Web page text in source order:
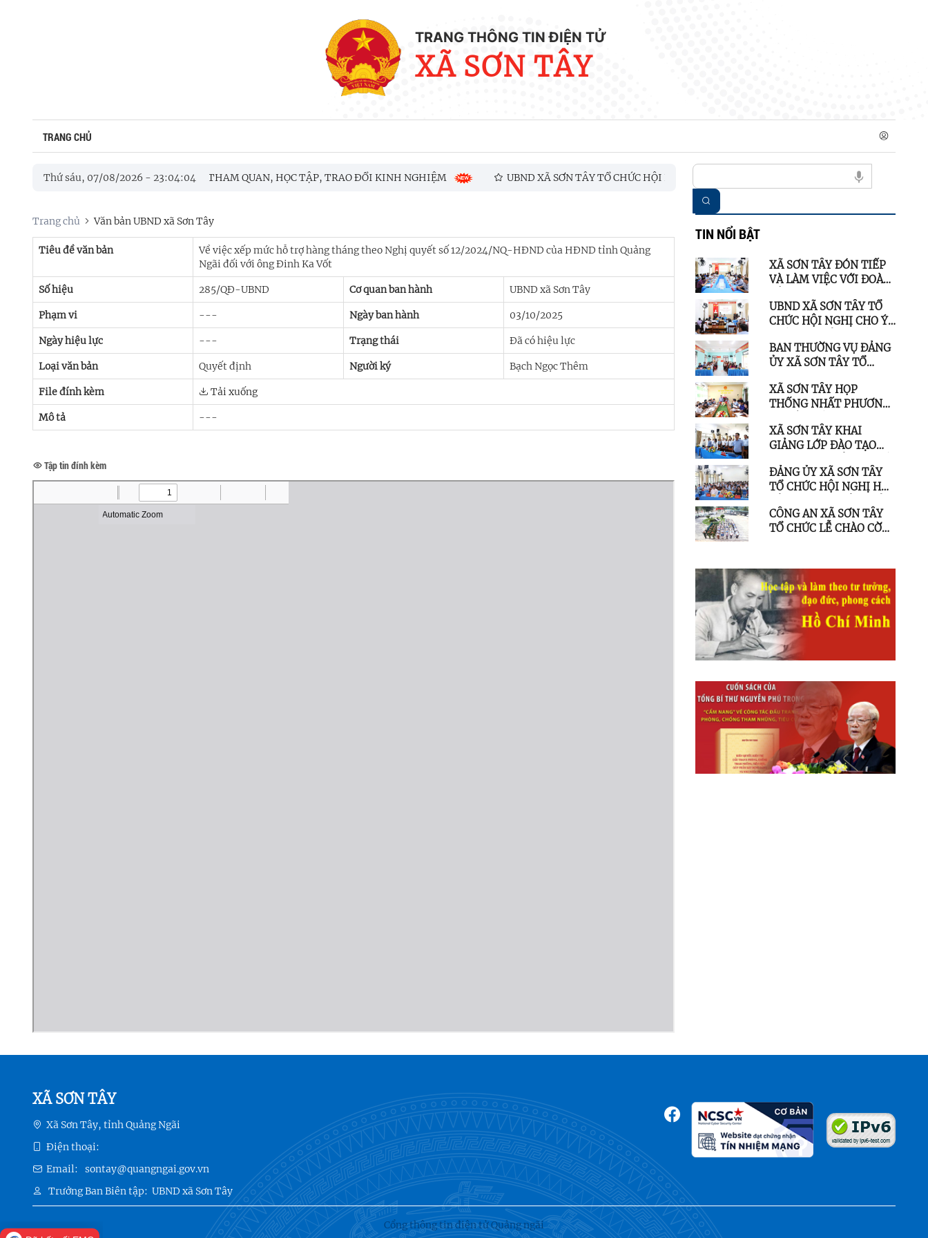
TRANG THÔNG TIN ĐIỆN TỬ
XÃ SƠN TÂY
TRANG CHỦ
Thứ sáu, 07/08/2026 - 23:04:04
VIỆC VỚI ĐOÀN CÔNG TÁC XÃ BA TƠ THAM QUAN, HỌC TẬP, TRAO ĐỔI KINH NGHIỆM
UBND XÃ SƠN TÂY TỔ CHỨC HỘI NGHỊ CHO Ý KIẾN CÁC SẢN PHẨM NÔNG SẢN TRƯNG
Trang chủ
Văn bản UBND xã Sơn Tây
Tiêu đề văn bản
Về việc xếp mức hỗ trợ hàng tháng theo Nghị quyết số 12/2024/NQ-HĐND của HĐND tỉnh Quảng
Ngãi đối với ông Đinh Ka Vốt
Số hiệu 285/QĐ-UBND Cơ quan ban hành UBND xã Sơn Tây
Phạm vi --- Ngày ban hành 03/10/2025
Ngày hiệu lực --- Trạng thái Đã có hiệu lực
Loại văn bản Quyết định Người ký Bạch Ngọc Thêm
File đính kèm Tải xuống
Mô tả ---
Tập tin đính kèm
TIN NỔI BẬT
XÃ SƠN TÂY ĐÓN TIẾP
VÀ LÀM VIỆC VỚI ĐOÀN
THAM QUAN, HỌC TẬP,
TRAO ĐỔI KINH
UBND XÃ SƠN TÂY TỔ
CHỨC HỘI NGHỊ CHO Ý
NÔNG SẢN TRƯNG BÀY
TẠI CHỢ PHIÊN SƠN
TÂY THƯỢNG
BAN THƯỜNG VỤ ĐẢNG
ỦY XÃ SƠN TÂY TỔ
CHUYÊN ĐỀ TẠI CHI BỘ
THÔN RA MANH
XÃ SƠN TÂY HỌP
THỐNG NHẤT PHƯƠNG
TRƯỜNG HỌC TRÊN ĐỊA
BÀN
XÃ SƠN TÂY KHAI
GIẢNG LỚP ĐÀO TẠO
CHĂN NUÔI GIA SÚC,
GIA CẦM NĂM 2026
ĐẢNG ỦY XÃ SƠN TÂY
TỔ CHỨC HỘI NGHỊ HỌC
THỊ SỐ 07-CT/TW VÀ
CÁC VĂN BẢN CỦA
CÔNG AN XÃ SƠN TÂY
TỔ CHỨC LỄ CHÀO CỜ
XÃ SƠN TÂY
Xã Sơn Tây, tỉnh Quảng Ngãi
Điện thoại:
Email:
sontay@quangngai.gov.vn
Trưởng Ban Biên tập: UBND xã Sơn Tây
Cổng thông tin điện tử Quảng ngãi